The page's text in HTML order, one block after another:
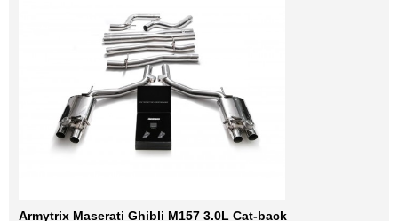
Armytrix Maserati Ghibli M157 3.0L Cat-back